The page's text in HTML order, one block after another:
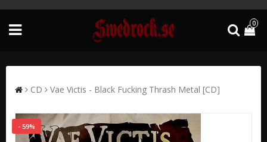
0
CD Vae Victis - Black Fucking Thrash Metal [CD]
- 59%